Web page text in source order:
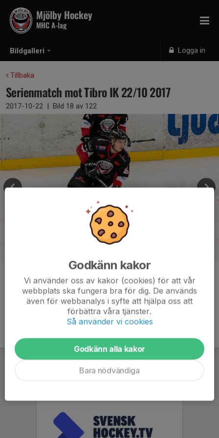
Bildgalleri Logga in
Mjölby Hockey
MHC A-lag
Tillbaka
Serienmatch mot Tibro IK 22/10 2017
2017-10-22 | Bild 18 av 122
Kommentarer
Godkänn kakor
Vi använder oss av kakor (cookies) för att vår
webbplats ska fungera bra för dig. De används
även för webbanalys i syfte att hjälpa oss att
förbättra våra tjänster.
Så använder vi cookies
Godkänn alla kakor
Bara nödvändiga